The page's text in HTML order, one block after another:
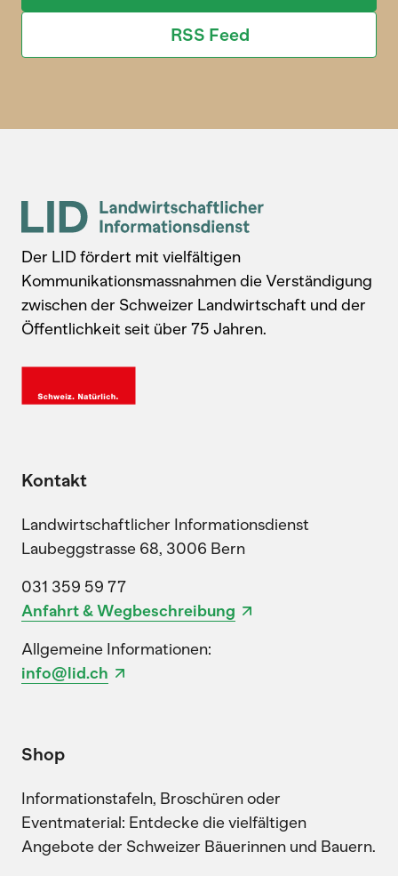
RSS Feed
Der LID fördert mit vielfältigen
Kommunikationsmassnahmen die Verständigung
zwischen der Schweizer Landwirtschaft und der
Öffentlichkeit seit über 75 Jahren.
Kontakt
Landwirtschaftlicher Informationsdienst
Laubeggstrasse 68, 3006 Bern
031 359 59 77
Anfahrt & Wegbeschreibung
Allgemeine Informationen:
info@lid.ch
Shop
Informationstafeln, Broschüren oder
Eventmaterial: Entdecke die vielfältigen
Angebote der Schweizer Bäuerinnen und Bauern.